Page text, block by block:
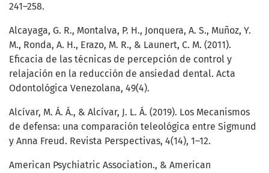
241–258.
Alcayaga, G. R., Montalva, P. H., Jonquera, A. S., Muñoz, Y.
M., Ronda, A. H., Erazo, M. R., & Launert, C. M. (2011).
Eficacia de las técnicas de percepción de control y
relajación en la reducción de ansiedad dental. Acta
Odontológica Venezolana, 49(4).
Alcívar, M. Á. Á., & Alcívar, J. L. Á. (2019). Los Mecanismos
de defensa: una comparación teleológica entre Sigmund
y Anna Freud. Revista Perspectivas, 4(14), 1–12.
American Psychiatric Association., & American